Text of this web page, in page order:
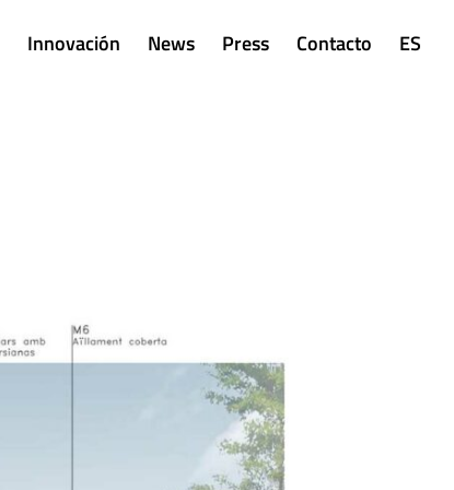
Innovación News Press Contacto ES